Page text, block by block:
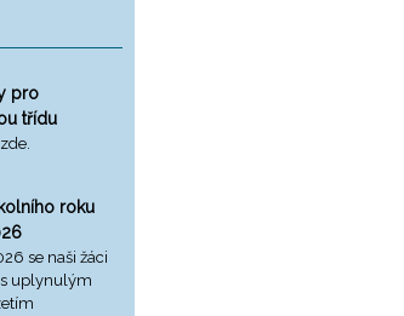
pro
třídu
roku
se naši žáci
uplynulým